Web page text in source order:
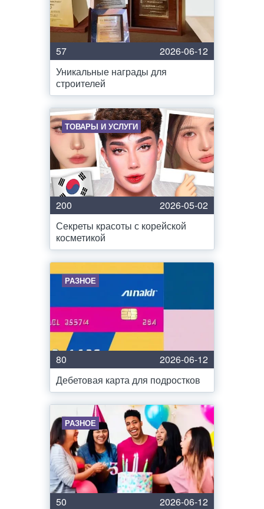
57
2026-06-12
Уникальные награды для
строителей
ТОВАРЫ И УСЛУГИ
200
2026-05-02
Секреты красоты с корейской
косметикой
РАЗНОЕ
80
2026-06-12
Дебетовая карта для подростков
РАЗНОЕ
50
2026-06-12